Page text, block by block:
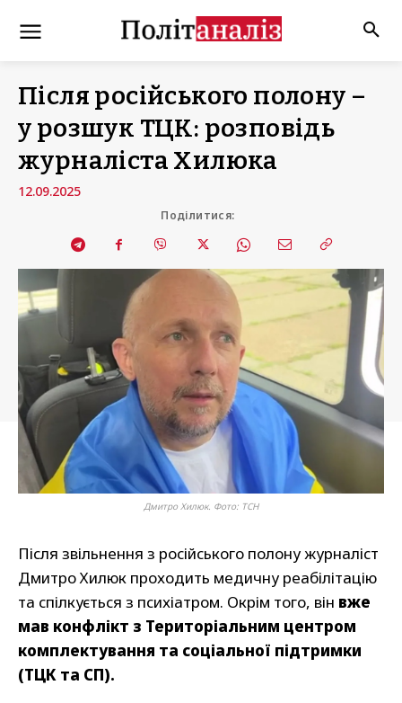
Після російського полону –
у розшук ТЦК: розповідь
журналіста Хилюка
12.09.2025
Поділитися:
Дмитро Хилюк. Фото: ТСН
Після звільнення з російського полону журналіст
Дмитро Хилюк проходить медичну реабілітацію
та спілкується з психіатром. Окрім того, він вже
мав конфлікт з Територіальним центром
комплектування та соціальної підтримки
(ТЦК та СП).